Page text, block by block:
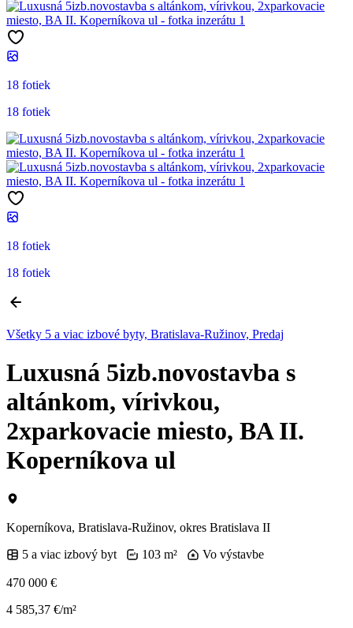
18 fotiek
18 fotiek
18 fotiek
18 fotiek
Všetky 5 a viac izbové byty, Bratislava-Ružinov, Predaj
Luxusná 5izb.novostavba s
altánkom, vírivkou,
2xparkovacie miesto, BA II.
Koperníkova ul
Koperníkova, Bratislava-Ružinov, okres Bratislava II
5 a viac izbový byt
103 m² Vo výstavbe
470 000 €
4 585,37 €/m²